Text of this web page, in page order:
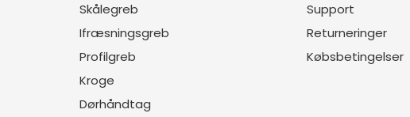
Skålegreb
Ifræsningsgreb
Profilgreb
Kroge
Dørhåndtag
Support
Returneringer
Købsbetingelser